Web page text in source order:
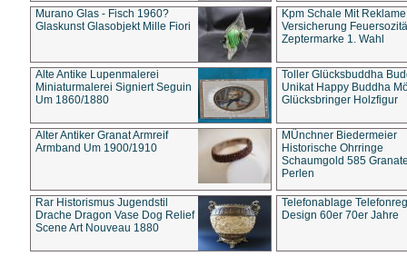
Murano Glas - Fisch 1960?
Glaskunst Glasobjekt Mille Fiori
Kpm Schale Mit Reklame
Versicherung
Zeptermarke 1. Wahl
Alte Antike Lupenmalerei
Miniaturmalerei Signiert Seguin
Um 1860/1880
Toller Glücksbuddha
Unikat Happy Buddha
Glücksbringer Holzfigur
Alter Antiker Granat Armreif
Armband Um 1900/1910
MÜnchner Biedermeier
Historische Ohrringe
Schaumgold 585
Perlen
Rar Historismus Jugendstil
Drache Dragon Vase Dog Relief
Scene Art Nouveau 1880
Telefonablage
Design 60er 70er Jahre